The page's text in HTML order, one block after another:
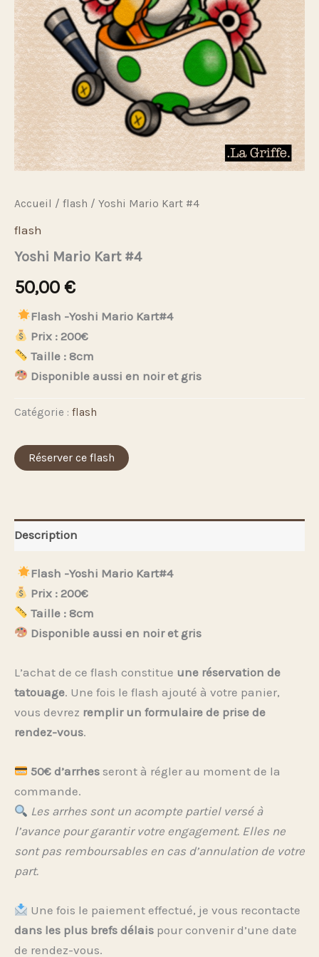
Accueil / flash / Yoshi Mario Kart #4
flash
Yoshi Mario Kart #4
50,00 €
Flash -Yoshi Mario Kart#4
Prix : 200€
Taille : 8cm
Disponible aussi en noir et gris
Catégorie : flash
Réserver ce flash
Description
Flash -Yoshi Mario Kart#4
Prix : 200€
Taille : 8cm
Disponible aussi en noir et gris
L’achat de ce flash constitue une réservation de
tatouage. Une fois le flash ajouté à votre panier,
vous devrez remplir un formulaire de prise de
rendez-vous.
50€ d’arrhes seront à régler au moment de la
commande.
Les arrhes sont un acompte partiel versé à
l’avance pour garantir votre engagement. Elles ne
sont pas remboursables en cas d’annulation de votre
part.
Une fois le paiement effectué, je vous recontacte
dans les plus brefs délais pour convenir d’une date
de rendez-vous.